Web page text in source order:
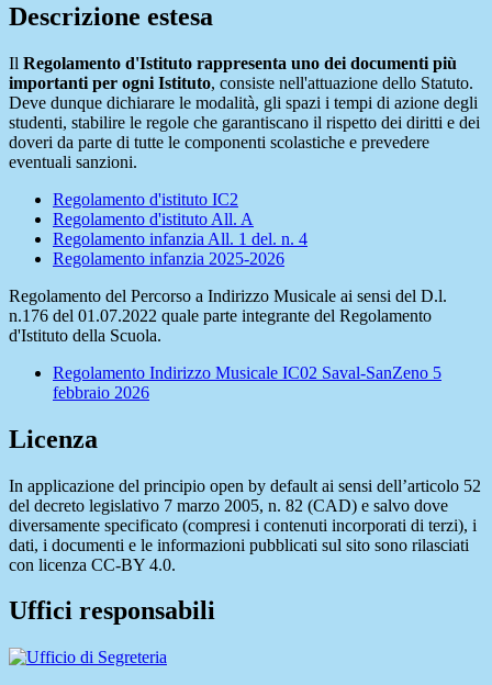
Descrizione estesa
Il Regolamento d'Istituto rappresenta uno dei documenti più
importanti per ogni Istituto, consiste nell'attuazione dello Statuto.
Deve dunque dichiarare le modalità, gli spazi i tempi di azione degli
studenti, stabilire le regole che garantiscano il rispetto dei diritti e dei
doveri da parte di tutte le componenti scolastiche e prevedere
eventuali sanzioni.
Regolamento d'istituto IC2
Regolamento d'istituto All. A
Regolamento infanzia All. 1 del. n. 4
Regolamento infanzia 2025-2026
Regolamento del Percorso a Indirizzo Musicale ai sensi del D.l.
n.176 del 01.07.2022 quale parte integrante del Regolamento
d'Istituto della Scuola.
Regolamento Indirizzo Musicale IC02 Saval-SanZeno 5
febbraio 2026
Licenza
In applicazione del principio open by default ai sensi dell’articolo 52
del decreto legislativo 7 marzo 2005, n. 82 (CAD) e salvo dove
diversamente specificato (compresi i contenuti incorporati di terzi), i
dati, i documenti e le informazioni pubblicati sul sito sono rilasciati
con licenza CC-BY 4.0.
Uffici responsabili